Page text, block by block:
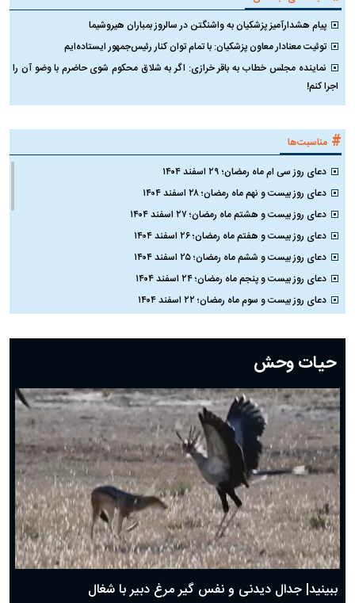
پیام هشدارآمیز پزشکیان به واشنگتن در سالروز بمباران هیروشیما
توئیت معنادار معاون پزشکیان: با تمام توان کنار رئیس‌جمهور ایستاده‌ایم
نماینده مجلس خطاب به باقر خرازی: اگر به شلاق محکوم شوی حاضرم با وضو آن را
اجرا کنم!
# مناسبت‌ها
دعای روز سی ام ماه رمضان؛ ۲۹ اسفند ۱۴۰۴
دعای روز بیست و نهم ماه رمضان؛ ۲۸ اسفند ۱۴۰۴
دعای روز بیست و هشتم ماه رمضان؛ ۲۷ اسفند ۱۴۰۴
دعای روز بیست و هفتم ماه رمضان؛ ۲۶ اسفند ۱۴۰۴
دعای روز بیست و ششم ماه رمضان؛ ۲۵ اسفند ۱۴۰۴
دعای روز بیست و پنجم ماه رمضان؛ ۲۴ اسفند ۱۴۰۴
دعای روز بیست و سوم ماه رمضان؛ ۲۲ اسفند ۱۴۰۴
دعای روز بیستم ماه رمضان؛ ۱۹ اسفند ۱۴۰۴
دعای روز هشتم ماه مبارک رمضان؛ ۷ اسفند ماه ۱۴۰۴
دعای روز هفتم ماه رمضان؛ ۶ اسفند ۱۴۰۴
دعای روز ششم ماه رمضان؛ ۵ اسفند ۱۴۰۴
دعای روز پنجم ماه رمضان؛ ۴ اسفند ۱۴۰۴
دعای روز چهارم ماه مبارک رمضان؛ ۳ اسفند ۱۴۰۴
دعای روز سوم ماه مبارک رمضان؛ ۱۴ اسفند ۱۴۰۴
دعای روز دوم ماه مبارک رمضان ۱ اسفند ماه ۱۴۰۴
دعای روز اول ماه مبارک رمضان، ۳۰ بهمن ۱۴۰۴
حضرت زینب(س) چگونه از دنیا رفت؟
بهترین پیامک تبریک روز پدر ۱۴۰۴؛ جملات زیبا و صمیمانه
حیات وحش
ببینید| جدال دیدنی و نفس گیر مرغ دبیر با شغال